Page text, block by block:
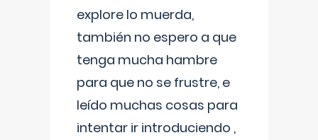
explore lo muerda,
también no espero a que
tenga mucha hambre
para que no se frustre, e
leído muchas cosas para
intentar ir introduciendo ,